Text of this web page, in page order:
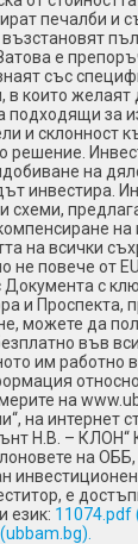
печалби и
е
със
в които желаят
подходящи за
и склонност
решение.
на
инвестира.
схеми,
на
на всички
не повече от
Документа с
и Проспекта,
можете да
във
им работно
на
на интернет
Н.В. – КЛОН“
на
е
език: 11074.pdf